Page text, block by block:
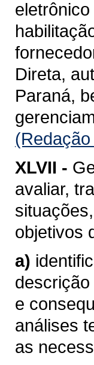
Direta,
Paraná,
XLVII -
avaliar,
objetivos
a)
e
análises
as